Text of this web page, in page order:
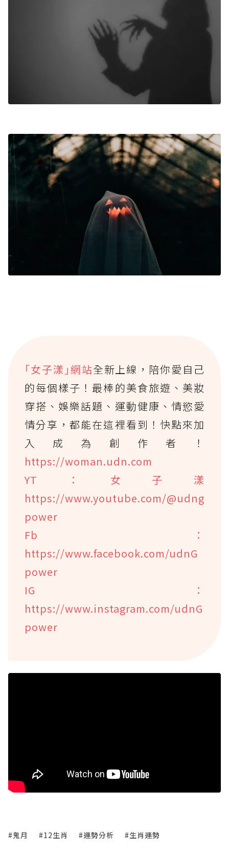
｢女子漾｣網站全新上線，陪你愛自己
的每個樣子！最棒的美食旅遊、美妝
穿搭、娛樂話題、運動健康、情慾愛
情分享，都能在這裡看到！快點來加
入成為創作者！
https://woman.udn.com
YT：女子漾
https://www.youtube.com/@udng
power
Fb：
https://www.facebook.com/udnG
power
IG：
https://www.instagram.com/udnG
power
#鬼月 #12生肖 #運勢分析 #生肖運勢